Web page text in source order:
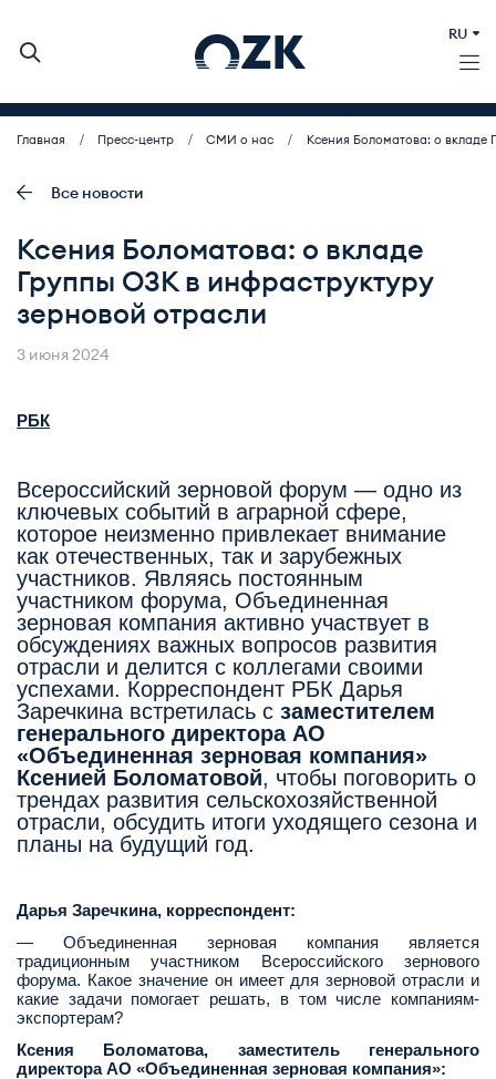
ИНВЕСТОРАМ
МСП (ЗАКУПКИ)
ПРЕСС-ЦЕНТР
RU
Главная Пресс-центр СМИ о нас Ксения Боломатова: о вкладе
Все новости
Ксения Боломатова: о вкладе
Группы ОЗК в инфраструктуру
зерновой отрасли
3 июня 2024
РБК
Всероссийский зерновой форум — одно из
ключевых событий в аграрной сфере,
которое неизменно привлекает внимание
как отечественных, так и зарубежных
участников. Являясь постоянным
участником форума, Объединенная
зерновая компания активно участвует в
обсуждениях важных вопросов развития
отрасли и делится с коллегами своими
успехами. Корреспондент РБК Дарья
Заречкина встретилась с заместителем
генерального директора АО
«Объединенная зерновая компания»
Ксенией Боломатовой, чтобы поговорить о
трендах развития сельскохозяйственной
отрасли, обсудить итоги уходящего сезона и
планы на будущий год.
Дарья Заречкина, корреспондент:
— Объединенная зерновая компания является
традиционным участником Всероссийского зернового
форума. Какое значение он имеет для зерновой отрасли и
какие задачи помогает решать, в том числе компаниям-
экспортерам?
Ксения Боломатова, заместитель генерального
директора АО «Объединенная зерновая компания»: